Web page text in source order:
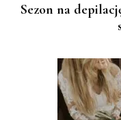
Sezon na